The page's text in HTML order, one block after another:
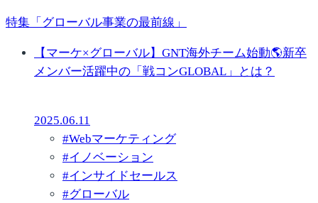
特集「グローバル事業の最前線」
【マーケ×グローバル】GNT海外チーム始動🌎新卒
メンバー活躍中の「戦コンGLOBAL」とは？
2025.06.11
#Webマーケティング
#イノベーション
#インサイドセールス
#グローバル